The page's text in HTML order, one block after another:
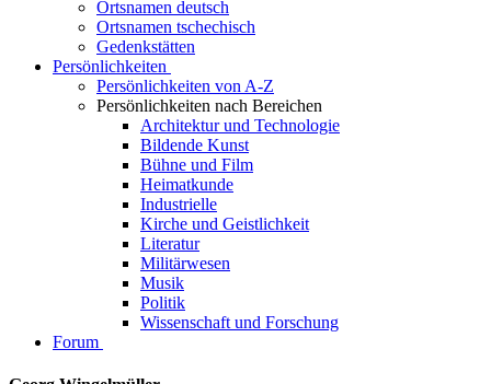
Ortsnamen deutsch
Ortsnamen tschechisch
Gedenkstätten
Persönlichkeiten
Persönlichkeiten von A-Z
Persönlichkeiten nach Bereichen
Architektur und Technologie
Bildende Kunst
Bühne und Film
Heimatkunde
Industrielle
Kirche und Geistlichkeit
Literatur
Militärwesen
Musik
Politik
Wissenschaft und Forschung
Forum